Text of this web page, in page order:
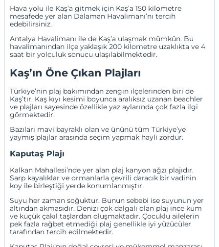
Hava yolu ile Kaş’a gitmek için Kaş’a 150 kilometre
mesafede yer alan Dalaman Havalimanı’nı tercih
edebilirsiniz.
Antalya Havalimanı ile de Kaş’a ulaşmak mümkün. Bu
havalimanından ilçe yaklaşık 200 kilometre uzaklıkta ve 4
saat bir yolculuk sonucu ulaşılabilmektedir.
Kaş’ın Öne Çıkan Plajları
Türkiye’nin plaj bakımından zengin ilçelerinden biri de
Kaş’tır. Kaş kıyı kesimi boyunca aralıksız uzanan beachler
ve plajları sayesinde özellikle yaz aylarında çok fazla ilgi
görmektedir.
Bazıları mavi bayraklı olan ve ününü tüm Türkiye’ye
yaymış plajlar arasında seçim yapmak hayli zordur.
Kaputaş Plajı
Kalkan Mahallesi’nde yer alan plaj kanyon ağzı plajıdır.
Sarp kayalıklar ve ormanlarla çevrili daracık bir vadinin
koy ile birleştiği yerde konumlanmıştır.
Suyu her zaman soğuktur. Bunun sebebi ise suyunun yer
altından akmasıdır. Denizi çok dalgalı olan plaj ince kum
ve küçük çakıl taşlardan oluşmaktadır. Çocuklu ailelerin
pek fazla rağbet etmediği plaj genellikle iyi yüzücüler
tarafından tercih edilmektedir.